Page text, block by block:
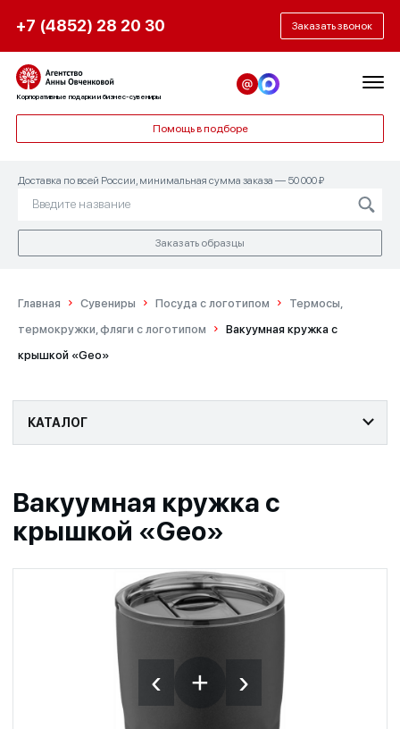
+7 (4852) 28 20 30 Заказать звонок
Корпоративные подарки и бизнес-сувениры
Помощь в подборе
Доставка по всей России, минимальная сумма заказа — 50 000 ₽
Заказать образцы
Главная Сувениры Посуда с логотипом
Термосы,
термокружки, фляги с логотипом
Вакуумная кружка с
крышкой «Geo»
КАТАЛОГ
Вакуумная кружка с
крышкой «Geo»
‹ + ›